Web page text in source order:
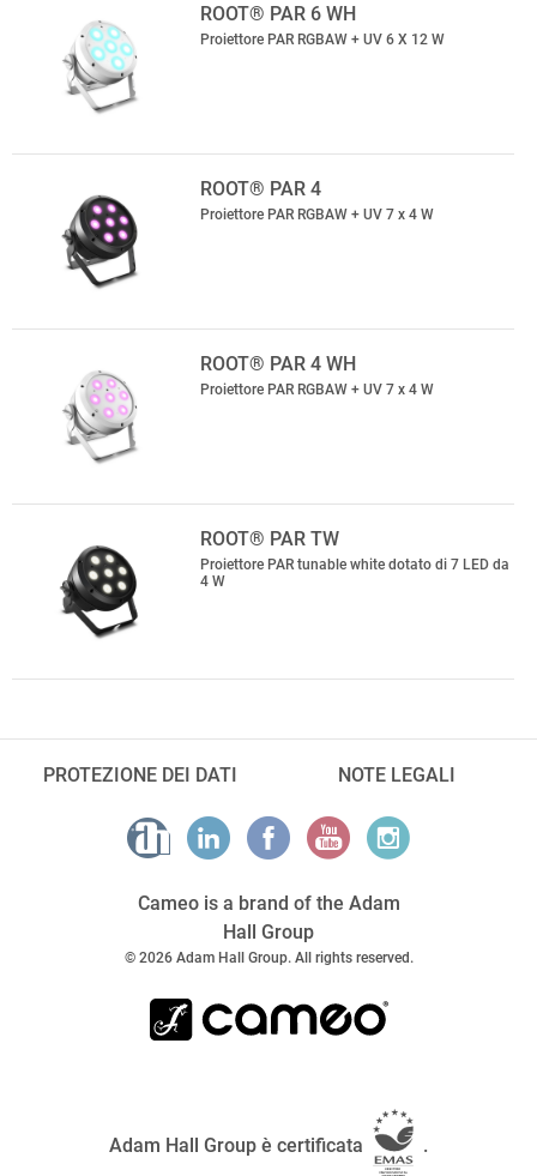
ROOT® PAR 6 WH
Proiettore PAR RGBAW + UV 6 X 12 W
ROOT® PAR 4
Proiettore PAR RGBAW + UV 7 x 4 W
ROOT® PAR 4 WH
Proiettore PAR RGBAW + UV 7 x 4 W
ROOT® PAR TW
Proiettore PAR tunable white dotato di 7 LED da
4 W
PROTEZIONE DEI DATI NOTE LEGALI
Cameo is a brand of the Adam
Hall Group
© 2026 Adam Hall Group. All rights reserved.
Adam Hall Group è certificata .